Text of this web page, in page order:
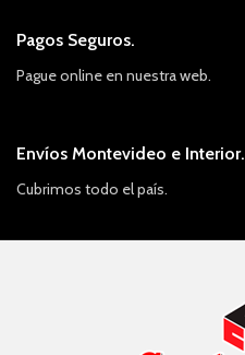
Pagos Seguros.
Pague online en nuestra web.
Envíos Montevideo e Interior.
Cubrimos todo el país.